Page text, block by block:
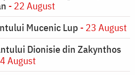
- 22 August
Mucenic Lup - 23 August
Dionisie din Zakynthos
August